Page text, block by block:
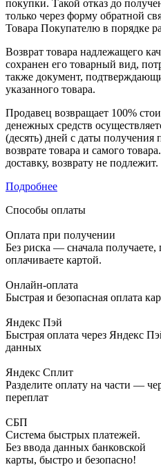
покупки. Такой отказ до
только через форму обратной
Товара Покупателю в порядке
Возврат товара надлежащего
сохранен его товарный вид,
также документ,
указанного товара.
Продавец возвращает 100%
денежных средств
(десять) дней с даты получения
возврате товара и самого
доставку, возврату не подлежит.
Подробнее
Способы оплаты
Оплата при получении
Без риска — сначала получаете,
оплачиваете картой.
Онлайн-оплата
Быстрая и безопасная оплата
Яндекс Пэй
Быстрая оплата через Яндекс
данных
Яндекс Сплит
Разделите оплату на части —
переплат
СБП
Система быстрых платежей.
Без ввода данных банковской
карты, быстро и безопасно!